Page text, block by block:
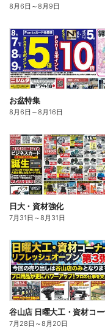
8月6日 ～8月9日
お盆特集
8月6日 ～8月16日
日大・資材強化
7月31日 ～8月31日
谷山店 日曜大工・資材コ
7月28日 ～8月20日